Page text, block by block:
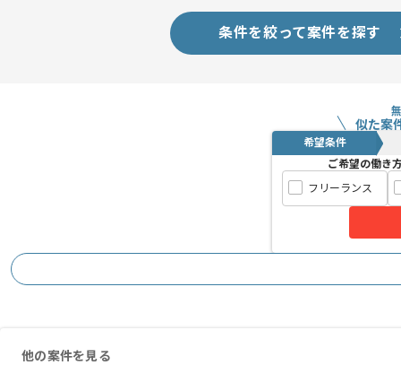
条件を絞って案件を探す
似た案
希望条件
ご希望の働き
フリーランス
他の案件を見る